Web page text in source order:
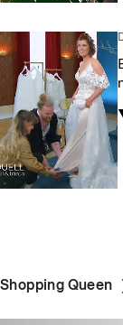
Shopping Queen